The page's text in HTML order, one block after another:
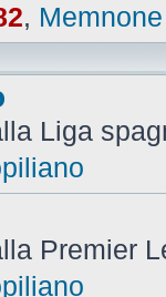
, Memnone
Liga
Premier